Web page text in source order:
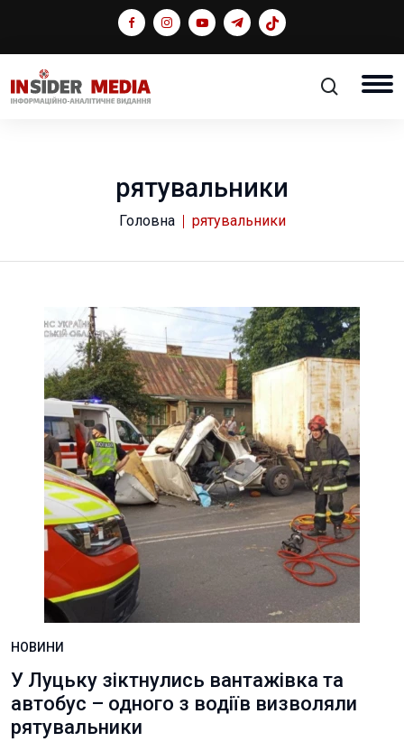
рятувальники
Головна рятувальники
НОВИНИ
У Луцьку зіктнулись вантажівка та
автобус – одного з водіїв визволяли
рятувальники